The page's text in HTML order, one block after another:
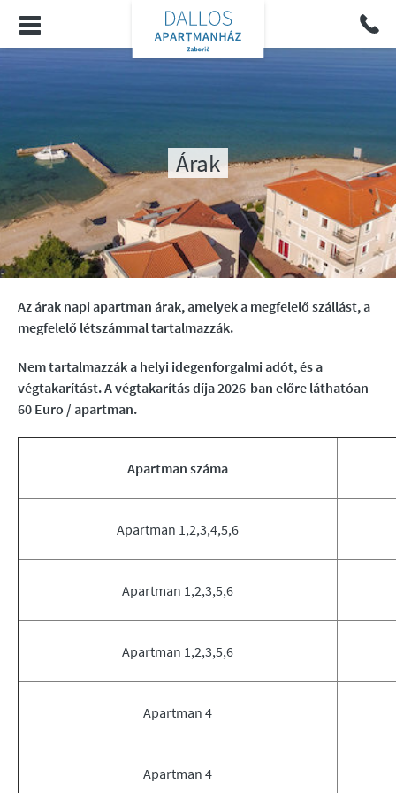
Árak
Az árak napi apartman árak, amelyek a megfelelő szállást, a
megfelelő létszámmal tartalmazzák.
Nem tartalmazzák a helyi idegenforgalmi adót, és a
végtakarítást. A végtakarítás díja 2026-ban előre láthatóan
60 Euro / apartman.
Apartman száma
Apartman 1,2,3,4,5,6
Apartman 1,2,3,5,6
Apartman 1,2,3,5,6
Apartman 4
Apartman 4